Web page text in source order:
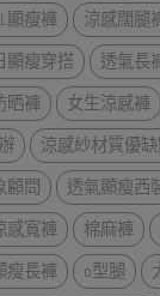
顯瘦褲 涼感闊腿
顯瘦穿搭 透氣長
晒褲
女生涼感褲
涼感紗材質優
顧問
透氣顯瘦西
感寬褲 棉麻褲
瘦長褲 o型腿